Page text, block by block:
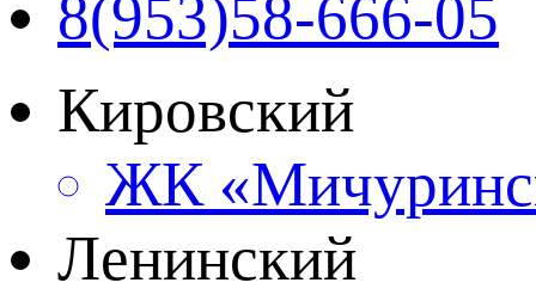
8(953)58-666-05
Кировский
ЖК
Ленинский